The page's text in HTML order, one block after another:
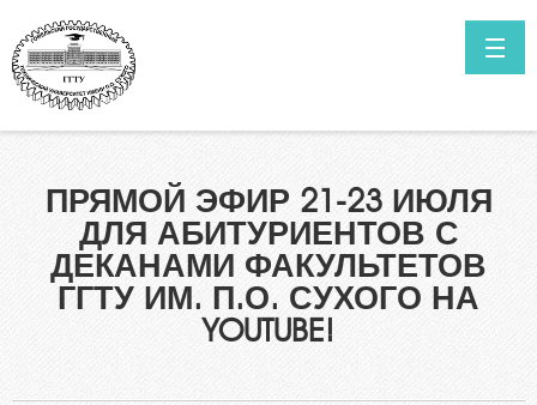
Высшее образование в сокращенные сроки обучения
Нормативные документы
Специальности
Информация о ходе приёмной кампании
КОНТАКТЫ
ИТОГИ ПРИЁМА ПРОШЛЫХ ЛЕТ
САЙТ УНИВЕРСИТЕТА
ПРЯМОЙ ЭФИР 21-23 ИЮЛЯ
ДЛЯ АБИТУРИЕНТОВ С
ДЕКАНАМИ ФАКУЛЬТЕТОВ
ГГТУ ИМ. П.О. СУХОГО НА
YOUTUBE!